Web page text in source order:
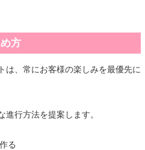
方
は、常にお客様の楽しみを最優先に
行方法を提案します。
る